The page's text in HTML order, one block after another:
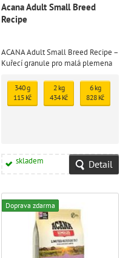
Acana Adult Small Breed
Recipe
ACANA Adult Small Breed Recipe –
Kuřecí granule pro malá plemena
340 g
115 Kč
2 kg
434 Kč
6 kg
828 Kč
skladem Detail
Doprava zdarma